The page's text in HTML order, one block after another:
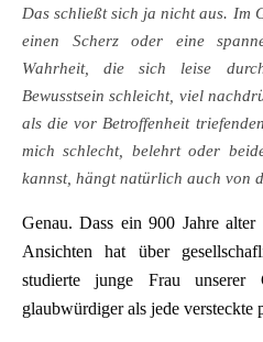
Das schließt sich ja nicht aus. Im
einen Scherz oder eine
Wahrheit, die sich leise
Bewusstsein schleicht, viel
als die vor Betroffenheit
mich schlecht, belehrt oder
kannst, hängt natürlich auch von
Genau. Dass ein 900 Jahre
Ansichten hat über
studierte junge Frau
glaubwürdiger als jede versteckte